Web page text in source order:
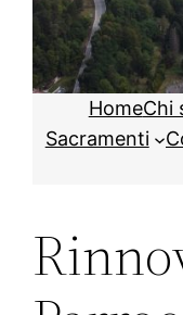
HomeChi
Sacramenti